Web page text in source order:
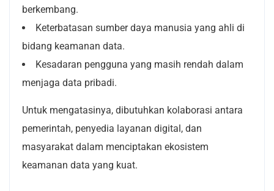
berkembang.
Keterbatasan sumber daya manusia yang ahli di
bidang keamanan data.
Kesadaran pengguna yang masih rendah dalam
menjaga data pribadi.
Untuk mengatasinya, dibutuhkan kolaborasi antara
pemerintah, penyedia layanan digital, dan
masyarakat dalam menciptakan ekosistem
keamanan data yang kuat.